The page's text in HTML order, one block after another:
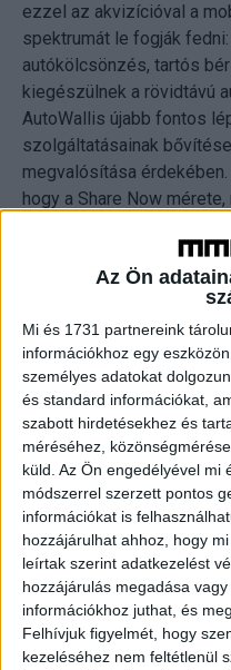
Az Ön
Mi és 1731 partnereink
információkhoz egy
személyes adatokat
és standard információkat,
szabott hirdetésekhez és
méréséhez,
küld. Az Ön engedélyével mi
módszerrel szerzett pontos
információkat is
hozzájárulhat ahhoz, hogy
leírtak szerint adatkezelést
hozzájárulás megadása
információkhoz juthat, és
Felhívjuk figyelmét, hogy
kezeléséhez nem feltétlenül
ezzel az akvizícióval a
spektrumát le fogják
autókölcsönzés, tartós
kiegészülnek a rövidtávú
AutoWallis újabb fontos
szolgáltatásainak
megvalósítása
hogy a Share Now
szakmai hátterével
értéket teremthet a
A tranzakció jelentőségét
autómegosztás
ugrásszerű növekedésen
várhatóan a városi
szerves részévé válva
egyre többek számára
költséghatékony és
élethelyzetekben. A
nemcsak gazdaságosabb,
lehet a városi
Share Now alacsony
néhány éves, minimum
illetve elektromos